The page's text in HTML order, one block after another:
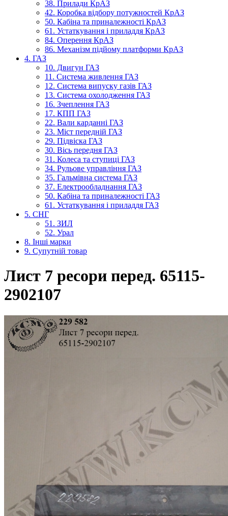
38. Прилади КрАЗ
42. Коробка відбору потужностей КрАЗ
50. Кабіна та приналежності КрАЗ
61. Устаткування і приладдя КрАЗ
84. Оперення КрАЗ
86. Механізм підйому платформи КрАЗ
4. ГАЗ
10. Двигун ГАЗ
11. Система живлення ГАЗ
12. Система випуску газів ГАЗ
13. Система охолодження ГАЗ
16. Зчеплення ГАЗ
17. КПП ГАЗ
22. Вали карданні ГАЗ
23. Міст передній ГАЗ
29. Підвіска ГАЗ
30. Вісь передня ГАЗ
31. Колеса та ступиці ГАЗ
34. Рульове управління ГАЗ
35. Гальмівна система ГАЗ
37. Електрообладнання ГАЗ
50. Кабіна та приналежності ГАЗ
61. Устаткування і приладдя ГАЗ
5. СНГ
51. ЗИЛ
52. Урал
8. Інші марки
9. Супутній товар
Лист 7 ресори перед. 65115-
2902107